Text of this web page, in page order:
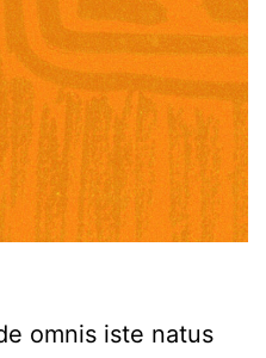
omnis iste natus